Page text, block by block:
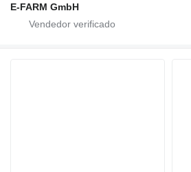
E-FARM GmbH